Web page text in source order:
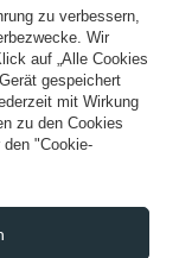
zu verbessern,
Wir
auf „Alle Cookies
gespeichert
mit Wirkung
zu den Cookies
"Cookie-